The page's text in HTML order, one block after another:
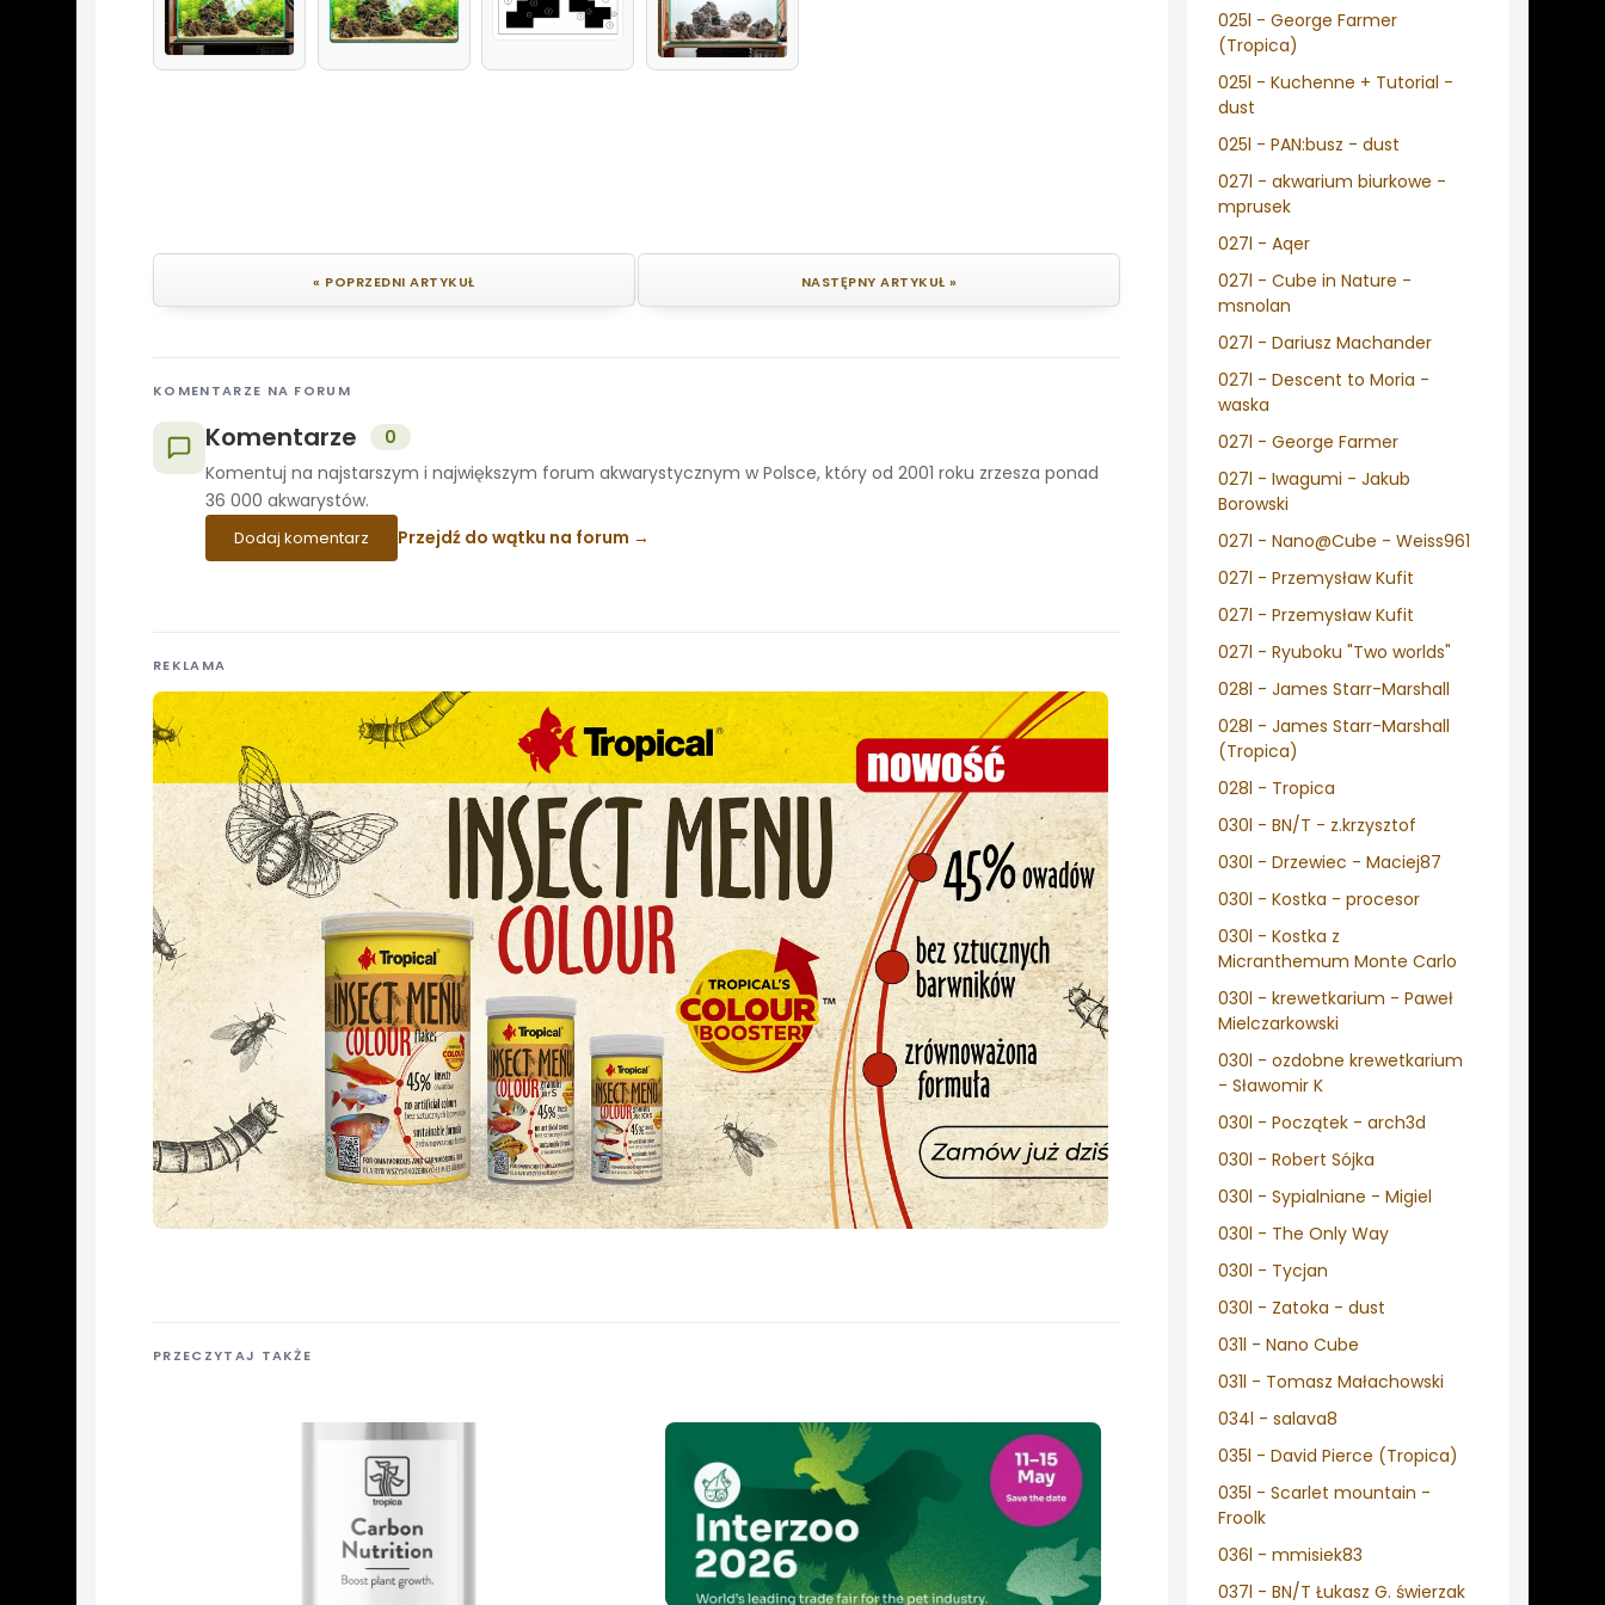
025l - George Farmer
(Tropica)
025l - Kuchenne + Tutorial -
dust
025l - PAN:busz - dust
027l - akwarium biurkowe -
mprusek
027l - Aqer
027l - Cube in Nature -
msnolan
027l - Dariusz Machander
027l - Descent to Moria -
waska
027l - George Farmer
027l - Iwagumi - Jakub
Borowski
027l - Nano@Cube - Weiss961
027l - Przemysław Kufit
027l - Przemysław Kufit
027l - Ryuboku "Two worlds"
028l - James Starr-Marshall
028l - James Starr-Marshall
(Tropica)
028l - Tropica
030l - BN/T - z.krzysztof
030l - Drzewiec - Maciej87
030l - Kostka - procesor
030l - Kostka z
Micranthemum Monte Carlo
030l - krewetkarium - Paweł
Mielczarkowski
030l - ozdobne krewetkarium
- Sławomir K
030l - Początek - arch3d
030l - Robert Sójka
030l - Sypialniane - Migiel
030l - The Only Way
030l - Tycjan
030l - Zatoka - dust
031l - Nano Cube
031l - Tomasz Małachowski
034l - salava8
035l - David Pierce (Tropica)
035l - Scarlet mountain -
Froolk
036l - mmisiek83
037l - BN/T Łukasz G. świerzak
« POPRZEDNI ARTYKUŁ NASTĘPNY ARTYKUŁ »
KOMENTARZE NA FORUM
Komentarze
0
Komentuj na najstarszym i największym forum akwarystycznym w Polsce, który od 2001 roku zrzesza ponad
36 000 akwarystów.
Dodaj komentarz Przejdź do wątku na forum
REKLAMA
PRZECZYTAJ TAKŻE